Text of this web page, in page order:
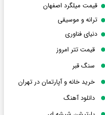
قیمت میلگرد اصفهان
ترانه و موسیقی
دنیای فناوری
قیمت تتر امروز
سنگ قبر
خرید خانه و آپارتمان در تهران
دانلود آهنگ